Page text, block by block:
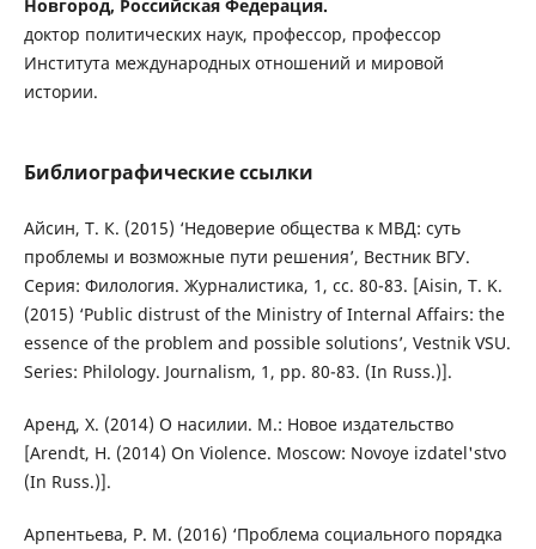
Новгород, Российская Федерация.
доктор политических наук, профессор, профессор
Института международных отношений и мировой
истории.
Библиографические ссылки
Айсин, Т. К. (2015) ‘Недоверие общества к МВД: суть
проблемы и возможные пути решения’, Вестник ВГУ.
Серия: Филология. Журналистика, 1, сс. 80-83. [Aisin, T. K.
(2015) ‘Public distrust of the Ministry of Internal Affairs: the
essence of the problem and possible solutions’, Vestnik VSU.
Series: Philology. Journalism, 1, pp. 80-83. (In Russ.)].
Аренд, Х. (2014) О насилии. М.: Новое издательство
[Arendt, H. (2014) On Violence. Moscow: Novoye izdatel'stvo
(In Russ.)].
Арпентьева, Р. М. (2016) ‘Проблема социального порядка